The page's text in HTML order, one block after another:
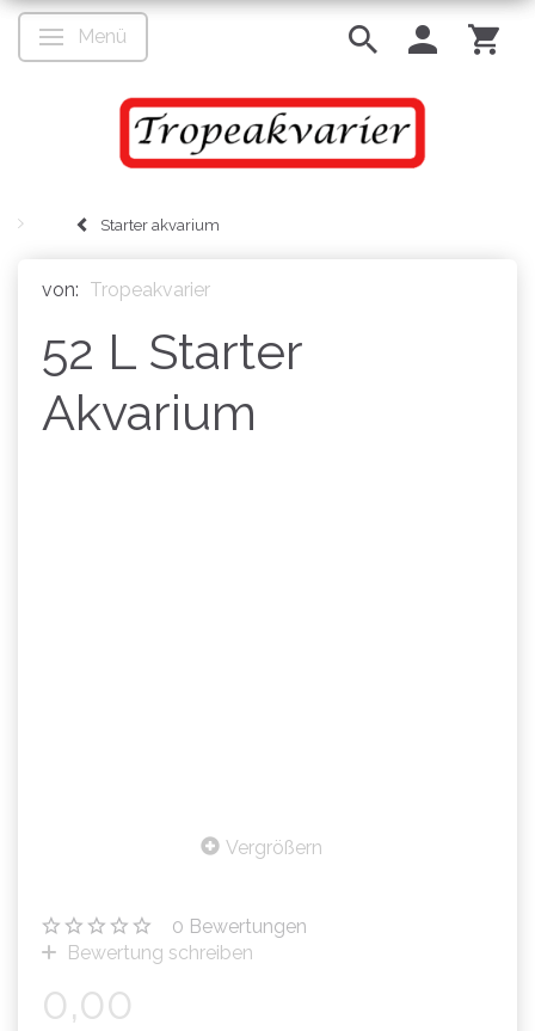
Anzeige ändern
Menü
Starter akvarium
von: Tropeakvarier
52 L Starter
Akvarium
Vergrößern
0 Bewertungen
Bewertung schreiben
0,00